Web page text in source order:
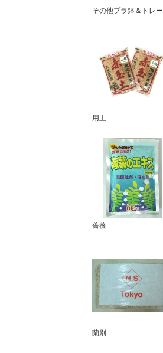
その他プラ鉢＆トレー
用土
薔薇
蘭別